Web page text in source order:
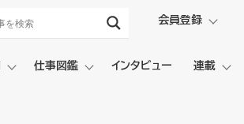
会員登録
仕事図鑑 インタビュー 連載